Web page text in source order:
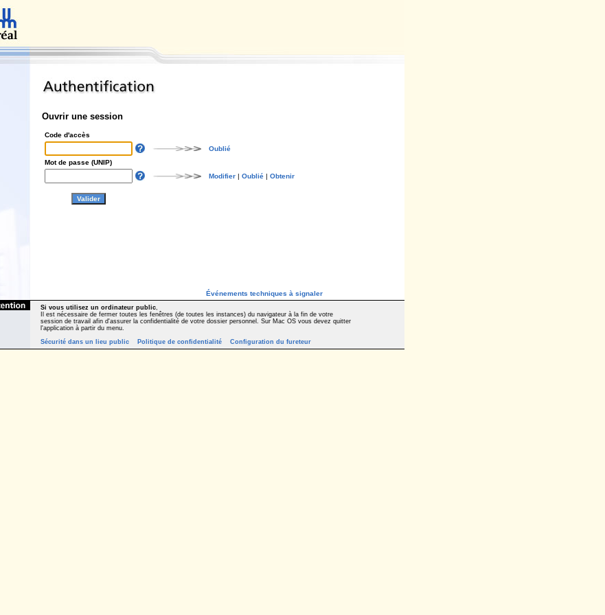
Ouvrir une session
Code d'accès
Oublié
Mot de passe (UNIP)
Modifier | Oublié | Obtenir
Événements techniques à signaler
Si vous utilisez un ordinateur public,
Il est nécessaire de fermer toutes les fenêtres (de toutes les instances) du navigateur à la fin de votre
session de travail afin d'assurer la confidentialité de votre dossier personnel. Sur Mac OS vous devez quitter
l'application à partir du menu.
Sécurité dans un lieu public
Politique de confidentialité Configuration du fureteur